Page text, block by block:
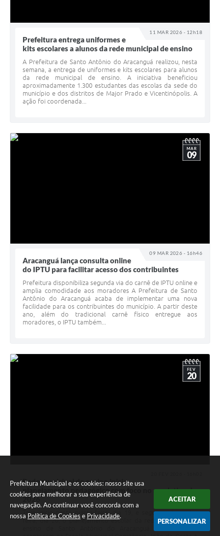
Prefeitura Municipal e os cookies: nosso site usa
cookies para melhorar a sua experiência de
navegação. Ao continuar você concorda com a
nossa Política de Cookies e Privacidade.
ACEITAR
PERSONALIZAR
11 MAR 2026 - 12h18
Prefeitura entrega uniformes e
kits escolares a alunos da rede municipal de ensino
A Prefeitura de Santo Antônio do Aracanguá realizou, nesta
semana, a entrega de uniformes e kits escolares para alunos
da rede municipal de ensino. A iniciativa beneficiou
aproximadamente 1.300 estudantes das escolas da sede do
município e dos distritos de Major Prado e Vicentinópolis. A
ação foi coordenada...
09 MAR 2026 - 16h46
MAR
09
Aracanguá lança consulta online
do IPTU para facilitar acesso dos contribuintes
Prefeitura disponibiliza segunda via do carnê de IPTU online e
amplia comodidade aos moradores A Prefeitura de Santo
Antônio do Aracanguá acaba de implementar uma nova
facilidade para os contribuintes do município. A partir deste
ano, além do tradicional carnê físico entregue aos
moradores, o IPTU também...
FEV
20
Rede municipal de ensino inicia
planejamento pedagógico com foco no ano letivo de
2026
Teve início nesta quinta-feira, dia 19, e segue nesta sexta-
feira, dia 20, o planejamento escolar da rede municipal de